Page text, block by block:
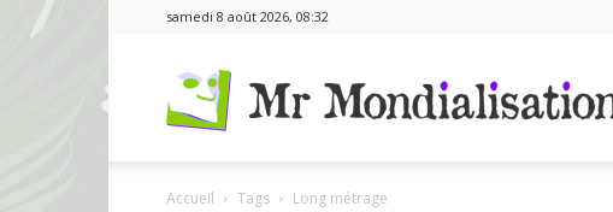
samedi 8 août 2026, 08:32
Accueil Tags Long métrage